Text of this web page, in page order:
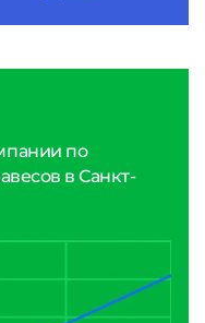
по
в Санкт-